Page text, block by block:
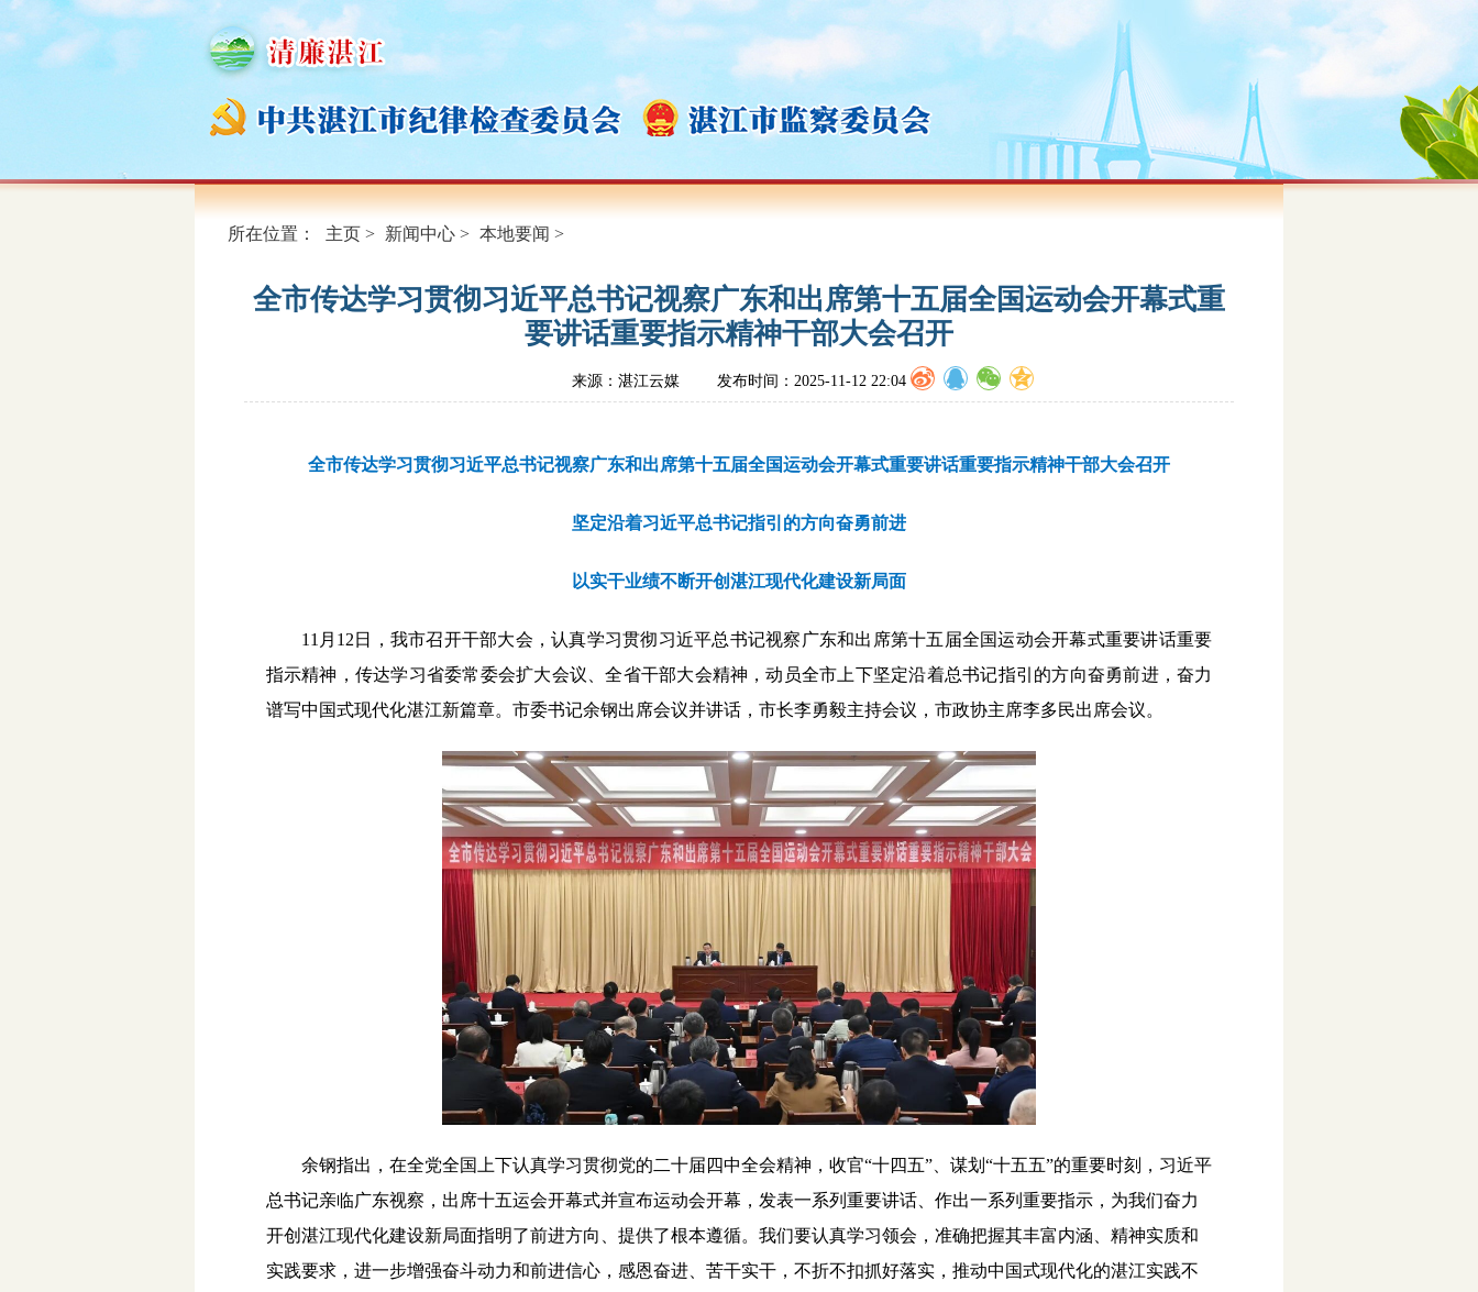
所在位置： 主页 > 新闻中心 > 本地要闻 >
全市传达学习贯彻习近平总书记视察广东和出席第十五届全国运动会开幕式重
要讲话重要指示精神干部大会召开
来源：湛江云媒 发布时间：2025-11-12 22:04
全市传达学习贯彻习近平总书记视察广东和出席第十五届全国运动会开幕式重要讲话重要指示精神干部大会召开
坚定沿着习近平总书记指引的方向奋勇前进
以实干业绩不断开创湛江现代化建设新局面
11月12日，我市召开干部大会，认真学习贯彻习近平总书记视察广东和出席第十五届全国运动会开幕式重要讲话重要
指示精神，传达学习省委常委会扩大会议、全省干部大会精神，动员全市上下坚定沿着总书记指引的方向奋勇前进，奋力
谱写中国式现代化湛江新篇章。市委书记余钢出席会议并讲话，市长李勇毅主持会议，市政协主席李多民出席会议。
余钢指出，在全党全国上下认真学习贯彻党的二十届四中全会精神，收官“十四五”、谋划“十五五”的重要时刻，习近平
总书记亲临广东视察，出席十五运会开幕式并宣布运动会开幕，发表一系列重要讲话、作出一系列重要指示，为我们奋力
开创湛江现代化建设新局面指明了前进方向、提供了根本遵循。我们要认真学习领会，准确把握其丰富内涵、精神实质和
实践要求，进一步增强奋斗动力和前进信心，感恩奋进、苦干实干，不折不扣抓好落实，推动中国式现代化的湛江实践不